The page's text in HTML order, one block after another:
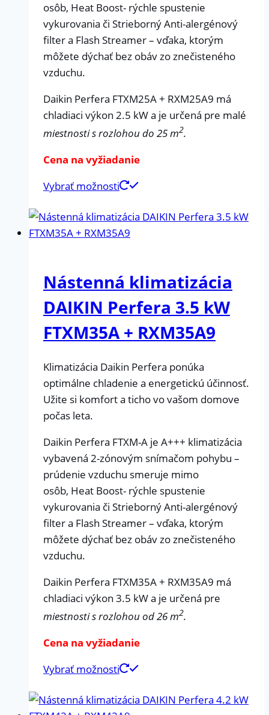
osôb, Heat Boost- rýchle spustenie
vykurovania či Strieborný Anti-alergénový
filter a Flash Streamer – vďaka, ktorým
môžete dýchať bez obáv zo znečisteného
vzduchu.
Daikin Perfera FTXM25A + RXM25A9 má
chladiaci výkon 2.5 kW a je určená pre malé
miestnosti s rozlohou do 25 m2.
Cena na vyžiadanie
Vybrať možnosti
Nástenná klimatizácia
DAIKIN Perfera 3.5 kW
FTXM35A + RXM35A9
Klimatizácia Daikin Perfera ponúka
optimálne chladenie a energetickú účinnosť.
Užite si komfort a ticho vo vašom domove
počas leta.
Daikin Perfera FTXM-A je A+++ klimatizácia
vybavená 2-zónovým snímačom pohybu –
prúdenie vzduchu smeruje mimo
osôb, Heat Boost- rýchle spustenie
vykurovania či Strieborný Anti-alergénový
filter a Flash Streamer – vďaka, ktorým
môžete dýchať bez obáv zo znečisteného
vzduchu.
Daikin Perfera FTXM35A + RXM35A9 má
chladiaci výkon 3.5 kW a je určená pre
miestnosti s rozlohou od 26 m2.
Cena na vyžiadanie
Vybrať možnosti